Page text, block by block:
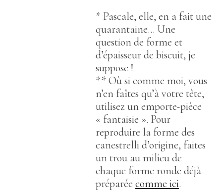
* Pascale, elle, en a fait une
quarantaine… Une
question de forme et
d’épaisseur de biscuit, je
suppose !
** Où si comme moi, vous
n’en faîtes qu’à votre tête,
utilisez un emporte-pièce
« fantaisie ». Pour
reproduire la forme des
canestrelli d’origine, faites
un trou au milieu de
chaque forme ronde déjà
préparée comme ici.